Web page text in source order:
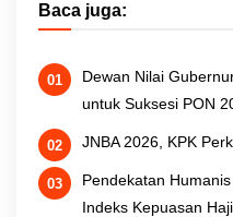
Baca juga:
Dewan Nilai
untuk Suksesi PON
JNBA 2026, KPK
Pendekatan
Indeks Kepuasan